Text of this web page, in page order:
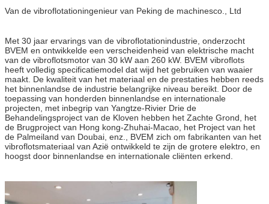
Van de vibroflotationingenieur van Peking de machinesco., Ltd
Met 30 jaar ervarings van de vibroflotationindustrie, onderzocht
BVEM en ontwikkelde een verscheidenheid van elektrische macht
van de vibroflotsmotor van 30 kW aan 260 kW. BVEM vibroflots
heeft volledig specificatiemodel dat wijd het gebruiken van waaier
maakt. De kwaliteit van het materiaal en de prestaties hebben reeds
het binnenlandse de industrie belangrijke niveau bereikt. Door de
toepassing van honderden binnenlandse en internationale
projecten, met inbegrip van Yangtze-Rivier Drie de
Behandelingsproject van de Kloven hebben het Zachte Grond, het
de Brugproject van Hong kong-Zhuhai-Macao, het Project van het
de Palmeiland van Doubai, enz., BVEM zich om fabrikanten van het
vibroflotsmateriaal van Azië ontwikkeld te zijn de grotere elektro, en
hoogst door binnenlandse en internationale cliënten erkend.